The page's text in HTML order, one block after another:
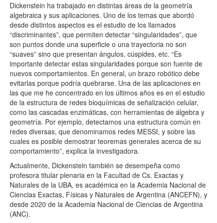
Dickenstein ha trabajado en distintas áreas de la geometría
algebraica y sus aplicaciones. Uno de los temas que abordó
desde distintos aspectos es el estudio de los llamados
“discriminantes”, que permiten detectar “singularidades”, que
son puntos donde una superficie o una trayectoria no son
“suaves” sino que presentan ángulos, cúspides, etc. “Es
importante detectar estas singularidades porque son fuente de
nuevos comportamientos. En general, un brazo robótico debe
evitarlas porque podría quebrarse. Una de las aplicaciones en
las que me he concentrado en los últimos años es en el estudio
de la estructura de redes bioquímicas de señalización celular,
como las cascadas enzimáticas, con herramientas de álgebra y
geometría. Por ejemplo, detectamos una estructura común en
redes diversas, que denominamos redes MESSI, y sobre las
cuales es posible demostrar teoremas generales acerca de su
comportamiento”, explica la investigadora.
Actualmente, Dickenstein también se desempeña como
profesora titular plenaria en la Facultad de Cs. Exactas y
Naturales de la UBA, es académica en la Academia Nacional de
Ciencias Exactas, Físicas y Naturales de Argentina (ANCEFN), y
desde 2020 de la Academia Nacional de Ciencias de Argentina
(ANC).